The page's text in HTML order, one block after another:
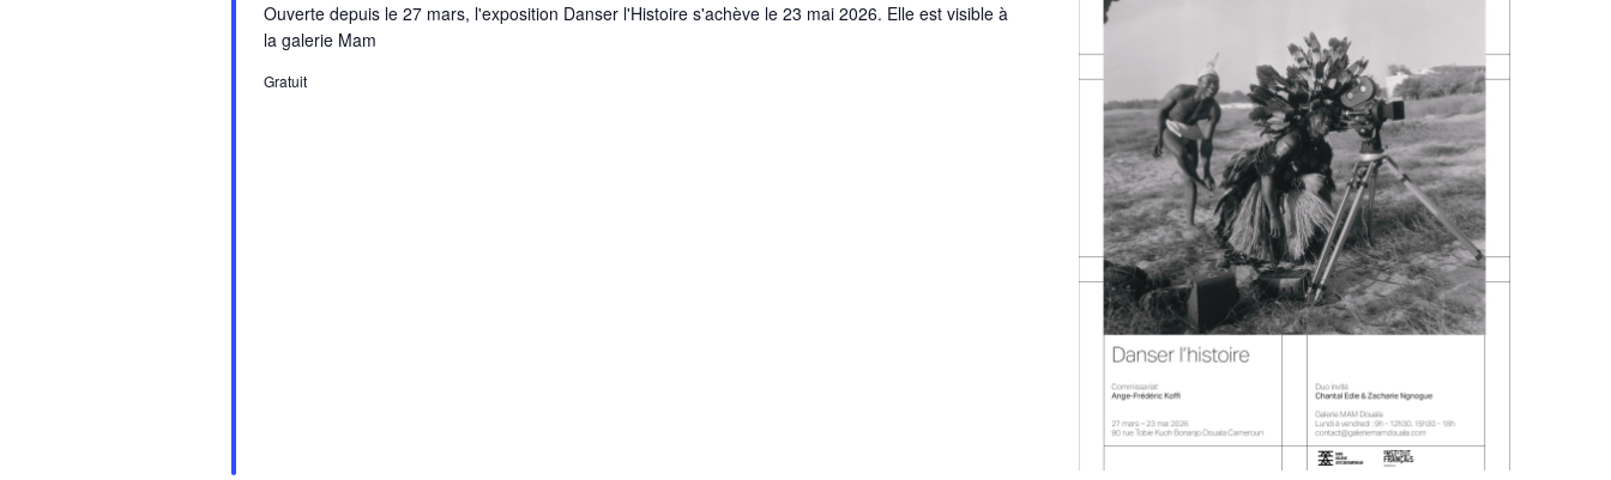
Ouverte depuis le 27 mars, l'exposition Danser l'Histoire s'achève le 23 mai 2026. Elle est visible à
la galerie Mam
Gratuit